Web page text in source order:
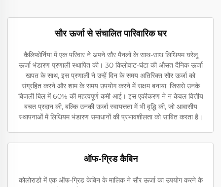
सौर ऊर्जा से संचालित पारिवारिक घर
कैलिफोर्निया में एक परिवार ने अपने सौर पैनलों के साथ-साथ लिथियम घरेलू
ऊर्जा भंडारण प्रणाली स्थापित की। 30 किलोवाट-घंटा की औसत दैनिक ऊर्जा
खपत के साथ, इस प्रणाली ने उन्हें दिन के समय अतिरिक्त सौर ऊर्जा को
संग्रहित करने और शाम के समय उपयोग करने में सक्षम बनाया, जिससे उनके
बिजली बिल में 60% की महत्वपूर्ण कमी आई। इस एकीकरण ने न केवल वित्तीय
बचत प्रदान की, बल्कि उनकी ऊर्जा स्वायत्तता में भी वृद्धि की, जो आवासीय
स्थापनाओं में लिथियम भंडारण समाधानों की प्रभावशीलता को साबित करता है।
ऑफ-ग्रिड कैबिन
कोलोराडो में एक ऑफ-ग्रिड केबिन के मालिक ने सौर ऊर्जा का उपयोग करने के